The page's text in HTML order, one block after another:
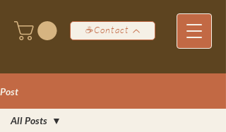
☕Contact
Post
All Posts